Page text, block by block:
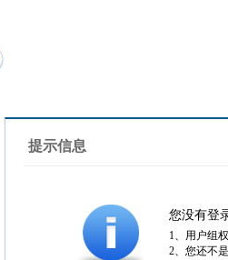
提示信息
您没有登
1、用户组
2、您还不